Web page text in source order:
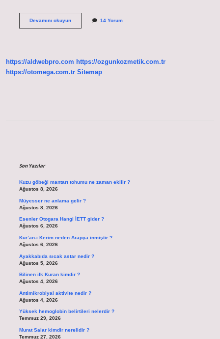
Devamını okuyunFederatif
14 Yorum
https://aldwebpro.com https://ozgunkozmetik.com.tr
https://otomega.com.tr Sitemap
Son Yazılar
Kuzu göbeği mantarı tohumu ne zaman ekilir ?
Ağustos 8, 2026
Müyesser ne anlama gelir ?
Ağustos 8, 2026
Esenler Otogara Hangi İETT gider ?
Ağustos 6, 2026
Kur’an-ı Kerim neden Arapça inmiştir ?
Ağustos 6, 2026
Ayakkabıda sıcak astar nedir ?
Ağustos 5, 2026
Bilinen ilk Kuran kimdir ?
Ağustos 4, 2026
Antimikrobiyal aktivite nedir ?
Ağustos 4, 2026
Yüksek hemoglobin belirtileri nelerdir ?
Temmuz 29, 2026
Murat Salar kimdir nerelidir ?
Temmuz 27, 2026